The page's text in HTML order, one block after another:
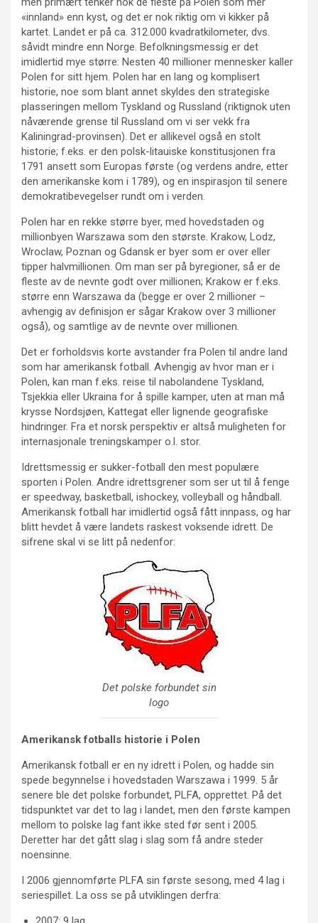
«innland» enn kyst, og det er nok riktig om vi kikker på
kartet. Landet er på ca. 312.000 kvadratkilometer, dvs.
såvidt mindre enn Norge. Befolkningsmessig er det
imidlertid mye større: Nesten 40 millioner mennesker kaller
Polen for sitt hjem. Polen har en lang og komplisert
historie, noe som blant annet skyldes den strategiske
plasseringen mellom Tyskland og Russland (riktignok uten
nåværende grense til Russland om vi ser vekk fra
Kaliningrad-provinsen). Det er allikevel også en stolt
historie; f.eks. er den polsk-litauiske konstitusjonen fra
1791 ansett som Europas første (og verdens andre, etter
den amerikanske kom i 1789), og en inspirasjon til senere
demokratibevegelser rundt om i verden.
Polen har en rekke større byer, med hovedstaden og
millionbyen Warszawa som den største. Krakow, Lodz,
Wroclaw, Poznan og Gdansk er byer som er over eller
tipper halvmillionen. Om man ser på byregioner, så er de
fleste av de nevnte godt over millionen; Krakow er f.eks.
større enn Warszawa da (begge er over 2 millioner –
avhengig av definisjon er sågar Krakow over 3 millioner
også), og samtlige av de nevnte over millionen.
Det er forholdsvis korte avstander fra Polen til andre land
som har amerikansk fotball. Avhengig av hvor man er i
Polen, kan man f.eks. reise til nabolandene Tyskland,
Tsjekkia eller Ukraina for å spille kamper, uten at man må
krysse Nordsjøen, Kattegat eller lignende geografiske
hindringer. Fra et norsk perspektiv er altså muligheten for
internasjonale treningskamper o.l. stor.
Idrettsmessig er sukker-fotball den mest populære
sporten i Polen. Andre idrettsgrener som ser ut til å fenge
er speedway, basketball, ishockey, volleyball og håndball.
Amerikansk fotball har imidlertid også fått innpass, og har
blitt hevdet å være landets raskest voksende idrett. De
sifrene skal vi se litt på nedenfor:
Det polske forbundet sin
logo
Amerikansk fotballs historie i Polen
Amerikansk fotball er en ny idrett i Polen, og hadde sin
spede begynnelse i hovedstaden Warszawa i 1999. 5 år
senere ble det polske forbundet, PLFA, opprettet. På det
tidspunktet var det to lag i landet, men den første kampen
mellom to polske lag fant ikke sted før sent i 2005.
Deretter har det gått slag i slag som få andre steder
noensinne.
I 2006 gjennomførte PLFA sin første sesong, med 4 lag i
seriespillet. La oss se på utviklingen derfra: